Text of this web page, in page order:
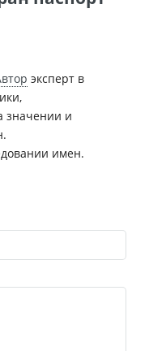
эксперт в
значении и
имен.